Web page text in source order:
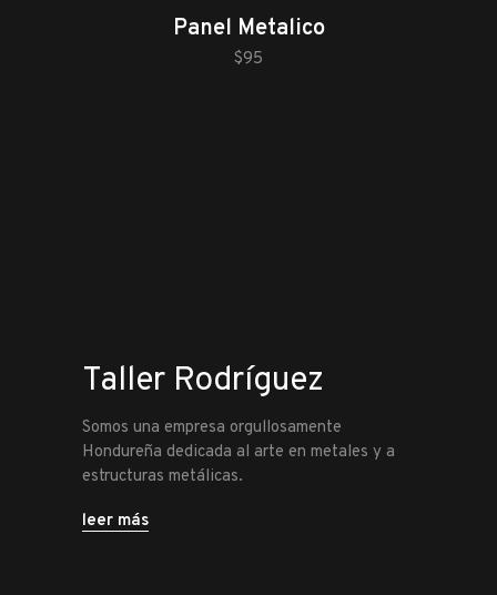
Panel Metalico
$95
añadir al carrito
Taller Rodríguez
Somos una empresa orgullosamente
Hondureña dedicada al arte en metales y a
estructuras metálicas.
leer más